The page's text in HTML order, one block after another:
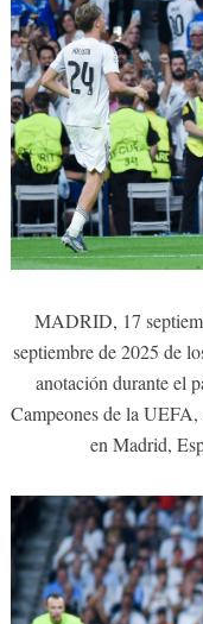
MADRID, 17
septiembre de 2025 de
anotación durante el
Campeones de la
en Madrid,